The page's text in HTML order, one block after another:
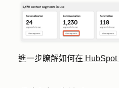
進一步瞭解如何在